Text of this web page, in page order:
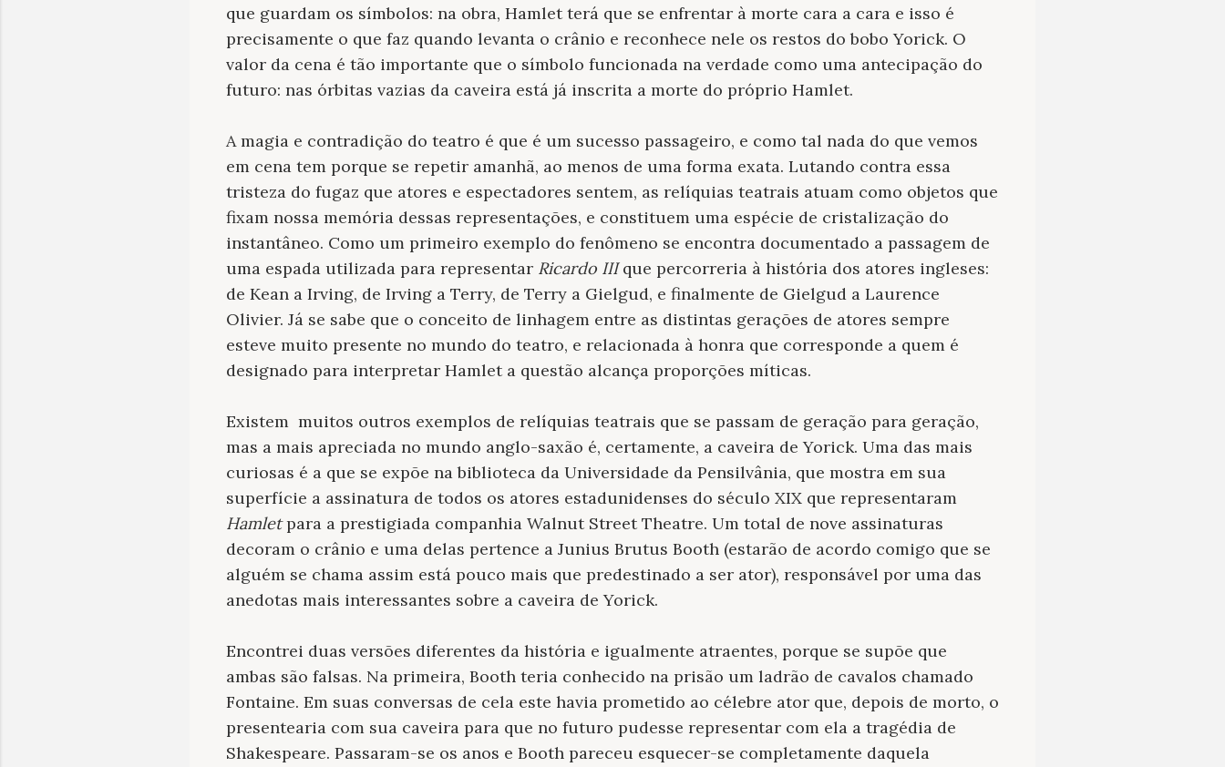
que guardam os símbolos: na obra, Hamlet terá que se enfrentar à morte cara a cara e isso é
precisamente o que faz quando levanta o crânio e reconhece nele os restos do bobo Yorick. O
valor da cena é tão importante que o símbolo funcionada na verdade como uma antecipação do
futuro: nas órbitas vazias da caveira está já inscrita a morte do próprio Hamlet.
A magia e contradição do teatro é que é um sucesso passageiro, e como tal nada do que vemos
em cena tem porque se repetir amanhã, ao menos de uma forma exata. Lutando contra essa
tristeza do fugaz que atores e espectadores sentem, as relíquias teatrais atuam como objetos que
fixam nossa memória dessas representações, e constituem uma espécie de cristalização do
instantâneo. Como um primeiro exemplo do fenômeno se encontra documentado a passagem de
uma espada utilizada para representar Ricardo IIIque percorreria à história dos atores ingleses:
de Kean a Irving, de Irving a Terry, de Terry a Gielgud, e finalmente de Gielgud a Laurence
Olivier. Já se sabe que o conceito de linhagem entre as distintas gerações de atores sempre
esteve muito presente no mundo do teatro, e relacionada à honra que corresponde a quem é
designado para interpretar Hamlet a questão alcança proporções míticas.
Existem muitos outros exemplos de relíquias teatrais que se passam de geração para geração,
mas a mais apreciada no mundo anglo-saxão é, certamente, a caveira de Yorick. Uma das mais
curiosas é a que se expõe na biblioteca da Universidade da Pensilvânia, que mostra em sua
superfície a assinatura de todos os atores estadunidenses do século XIX que representaram
Hamletpara a prestigiada companhia Walnut Street Theatre. Um total de nove assinaturas
decoram o crânio e uma delas pertence a Junius Brutus Booth (estarão de acordo comigo que se
alguém se chama assim está pouco mais que predestinado a ser ator), responsável por uma das
anedotas mais interessantes sobre a caveira de Yorick.
Encontrei duas versões diferentes da história e igualmente atraentes, porque se supõe que
ambas são falsas. Na primeira, Booth teria conhecido na prisão um ladrão de cavalos chamado
Fontaine. Em suas conversas de cela este havia prometido ao célebre ator que, depois de morto, o
presentearia com sua caveira para que no futuro pudesse representar com ela a tragédia de
Shakespeare. Passaram-se os anos e Booth pareceu esquecer-se completamente daquela